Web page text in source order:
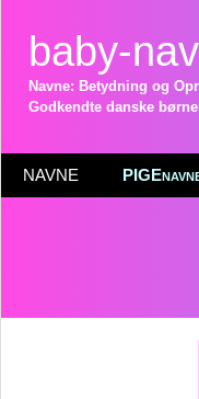
baby-
Navne: Betydning og
Godkendte danske
NAVNE